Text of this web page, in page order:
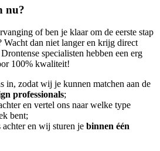
nu?
of ben je klaar om de eerste stap
Wacht dan niet langer en krijg direct
specialisten hebben een erg
100% kwaliteit!
in, zodat wij je kunnen matchen aan de
professionals;
en vertel ons naar welke type
bent;
en wij sturen je binnen één